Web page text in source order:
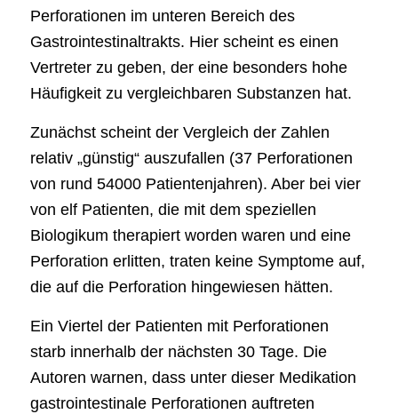
Perforationen im unteren Bereich des
Gastrointestinaltrakts. Hier scheint es einen
Vertreter zu geben, der eine besonders hohe
Häufigkeit zu vergleichbaren Substanzen hat.
Zunächst scheint der Vergleich der Zahlen
relativ „günstig“ auszufallen (37 Perforationen
von rund 54000 Patientenjahren). Aber bei vier
von elf Patienten, die mit dem speziellen
Biologikum therapiert worden waren und eine
Perforation erlitten, traten keine Symptome auf,
die auf die Perforation hingewiesen hätten.
Ein Viertel der Patienten mit Perforationen
starb innerhalb der nächsten 30 Tage. Die
Autoren warnen, dass unter dieser Medikation
gastrointestinale Perforationen auftreten